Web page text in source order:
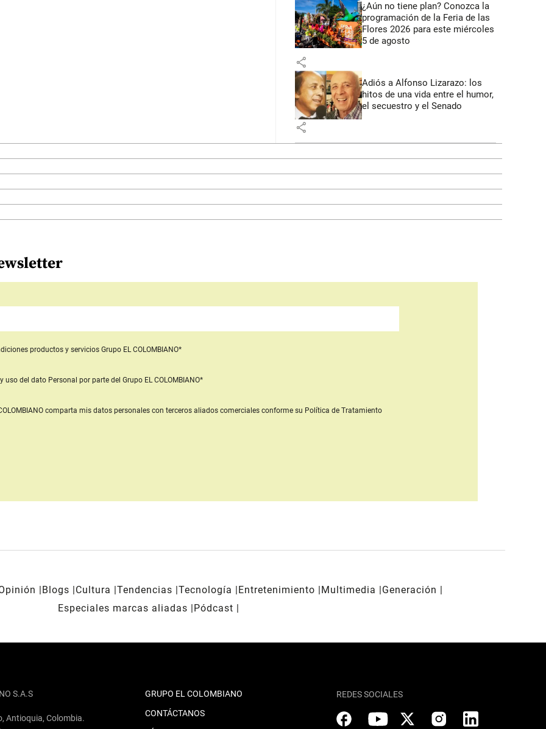
¿Aún no tiene plan? Conozca la
programación de la Feria de las
Flores 2026 para este miércoles
5 de agosto
share
Adiós a Alfonso Lizarazo: los
hitos de una vida entre el humor,
el secuestro y el Senado
share
productos y servicios Grupo EL COLOMBIANO*
uso del dato Personal por parte del Grupo EL COLOMBIANO*
comparta mis datos personales con terceros aliados comercialesconforme su Política de Tratamiento
Blogs Cultura Tendencias Tecnología Entretenimiento Multimedia
Generación
Especiales marcas aliadas
Pódcast
S.A.S
Antioquia, Colombia.
GRUPO EL COLOMBIANO
CONTÁCTANOS
REDES SOCIALES